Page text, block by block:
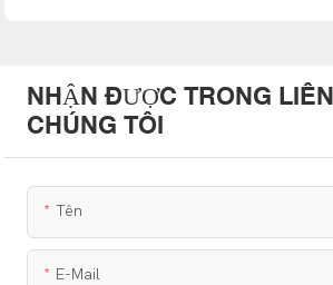
NHẬN ĐƯỢC TRONG
CHÚNG TÔI
Tên
E-Mail